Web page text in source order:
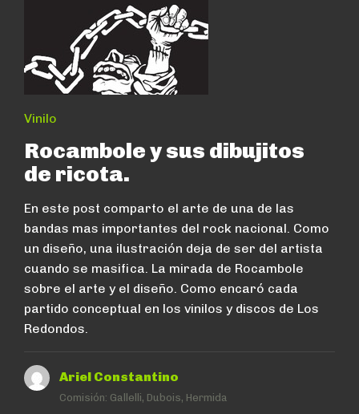
Vinilo
Rocambole y sus dibujitos
de ricota.
En este post comparto el arte de una de las
bandas mas importantes del rock nacional. Como
un diseño, una ilustración deja de ser del artista
cuando se masifica. La mirada de Rocambole
sobre el arte y el diseño. Como encaró cada
partido conceptual en los vinilos y discos de Los
Redondos.
Ariel Constantino
Comisión: Gallelli, Dubois, Hermida